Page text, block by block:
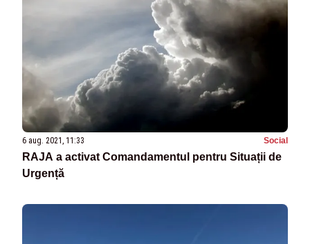
6 aug. 2021, 11:33 Social
RAJA a activat Comandamentul pentru Situații de
Urgență